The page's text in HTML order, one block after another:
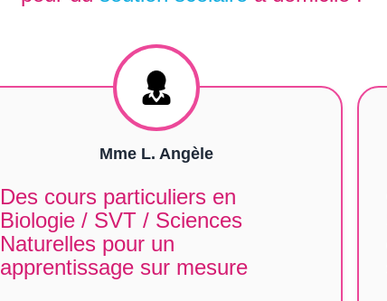
Mme L. Angèle
Des cours particuliers en
Biologie / SVT / Sciences
Naturelles pour un
apprentissage sur mesure